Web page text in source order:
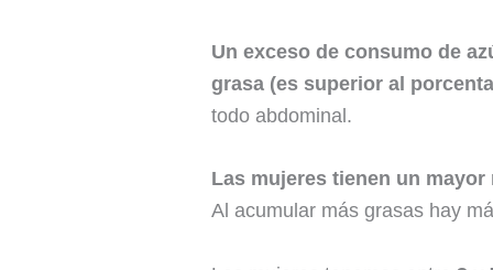
Un exceso de consumo de
grasa (es superior al
todo abdominal.
Las mujeres tienen un
Al acumular más grasas hay